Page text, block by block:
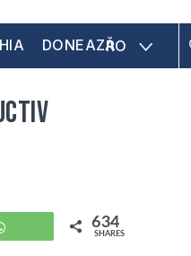
DONEAZĂRO
WhatsApp 634
SHARES